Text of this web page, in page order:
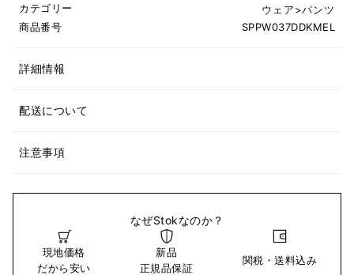
カテゴリー
ウェア>パンツ
商品番号
SPPW037DDKMEL
詳細情報
配送について
注意事項
なぜStokなのか？
現地価格
だから安い
新品
正規品保証
関税・送料込み